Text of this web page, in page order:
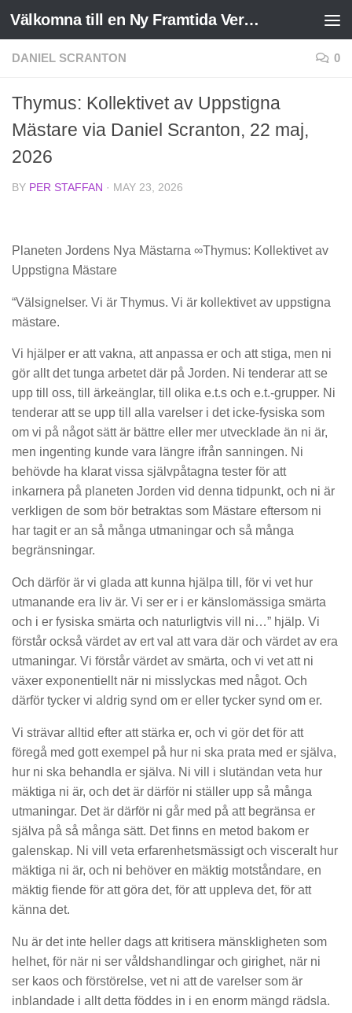
Skip to content Välkomna till en Ny Framtida Verklighet
DANIEL SCRANTON 0
Thymus: Kollektivet av Uppstigna
Mästare via Daniel Scranton, 22 maj,
2026
BY PER STAFFAN · MAY 23, 2026
Planeten Jordens Nya Mästarna ∞Thymus: Kollektivet av
Uppstigna Mästare
“Välsignelser. Vi är Thymus. Vi är kollektivet av uppstigna
mästare.
Vi hjälper er att vakna, att anpassa er och att stiga, men ni
gör allt det tunga arbetet där på Jorden. Ni tenderar att se
upp till oss, till ärkeänglar, till olika e.t.s och e.t.-grupper. Ni
tenderar att se upp till alla varelser i det icke-fysiska som
om vi på något sätt är bättre eller mer utvecklade än ni är,
men ingenting kunde vara längre ifrån sanningen. Ni
behövde ha klarat vissa självpåtagna tester för att
inkarnera på planeten Jorden vid denna tidpunkt, och ni är
verkligen de som bör betraktas som Mästare eftersom ni
har tagit er an så många utmaningar och så många
begränsningar.
Och därför är vi glada att kunna hjälpa till, för vi vet hur
utmanande era liv är. Vi ser er i er känslomässiga smärta
och i er fysiska smärta och naturligtvis vill ni…” hjälp. Vi
förstår också värdet av ert val att vara där och värdet av era
utmaningar. Vi förstår värdet av smärta, och vi vet att ni
växer exponentiellt när ni misslyckas med något. Och
därför tycker vi aldrig synd om er eller tycker synd om er.
Vi strävar alltid efter att stärka er, och vi gör det för att
föregå med gott exempel på hur ni ska prata med er själva,
hur ni ska behandla er själva. Ni vill i slutändan veta hur
mäktiga ni är, och det är därför ni ställer upp så många
utmaningar. Det är därför ni går med på att begränsa er
själva på så många sätt. Det finns en metod bakom er
galenskap. Ni vill veta erfarenhetsmässigt och visceralt hur
mäktiga ni är, och ni behöver en mäktig motståndare, en
mäktig fiende för att göra det, för att uppleva det, för att
känna det.
Nu är det inte heller dags att kritisera mänskligheten som
helhet, för när ni ser våldshandlingar och girighet, när ni
ser kaos och förstörelse, vet ni att de varelser som är
inblandade i allt detta föddes in i en enorm mängd rädsla.